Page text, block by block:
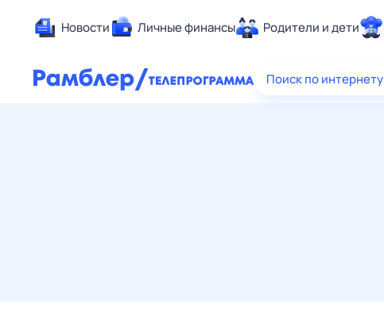
Новости Личные финансы Родители и дети
Здоровье
Поиск по интернету